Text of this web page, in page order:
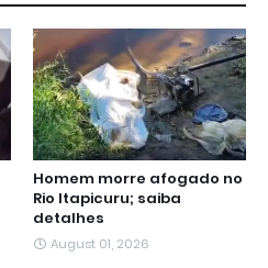
Homem morre afogado no
Rio Itapicuru; saiba
detalhes
August 01, 2026